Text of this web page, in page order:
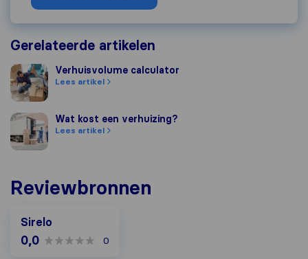
Gerelateerde artikelen
Verhuisvolume calculator
Verhuisvolume calculator
Lees artikel
Wat kost een verhuizing?
Wat kost een verhuizing?
Lees artikel
Reviewbronnen
Sirelo
0,0 0